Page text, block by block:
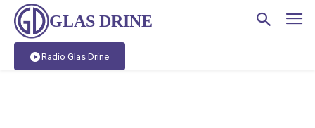
GLAS DRINE
Radio Glas Drine